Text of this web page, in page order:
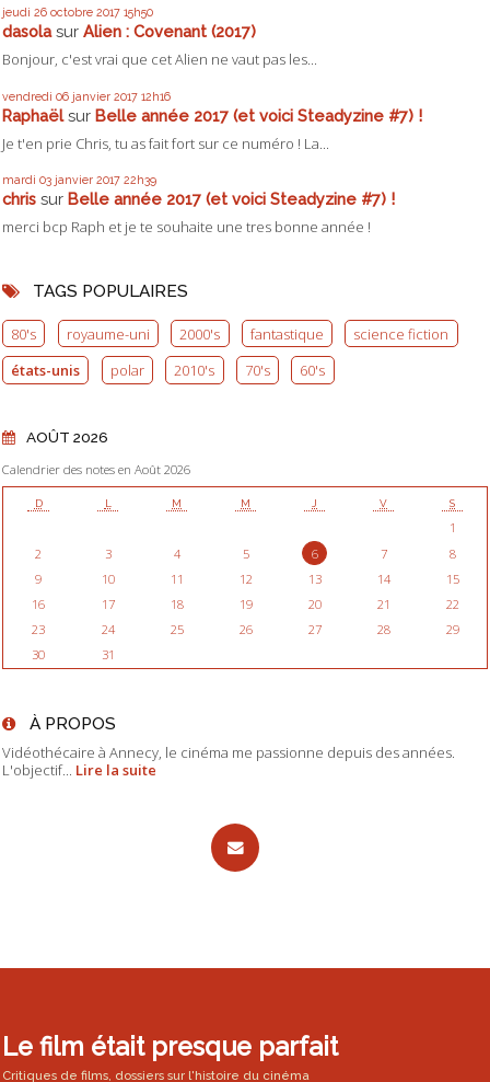
jeudi 26 octobre 2017 15h50
dasolasur Alien : Covenant (2017)
Bonjour, c'est vrai que cet Alien ne vaut pas les...
vendredi 06 janvier 2017 12h16
Raphaëlsur Belle année 2017 (et voici Steadyzine #7) !
Je t'en prie Chris, tu as fait fort sur ce numéro ! La...
mardi 03 janvier 2017 22h39
chris sur Belle année 2017 (et voici Steadyzine #7) !
merci bcp Raph et je te souhaite une tres bonne année !
TAGS POPULAIRES
80's royaume-uni 2000's fantastique
science fiction
états-unis
polar 2010's 70's 60's
AOÛT 2026
Calendrier des notes en Août 2026
D L M M J V S
1
2
3 4 5 6 7
8
9
10 11 12 13 14
15
16
17 18 19 20 21
22
23
24 25 26 27 28
29
30
31
À PROPOS
Vidéothécaire à Annecy, le cinéma me passionne depuis des années.
L'objectif... Lire la suite
Le film était presque parfait
Critiques de films, dossiers sur l'histoire du cinéma